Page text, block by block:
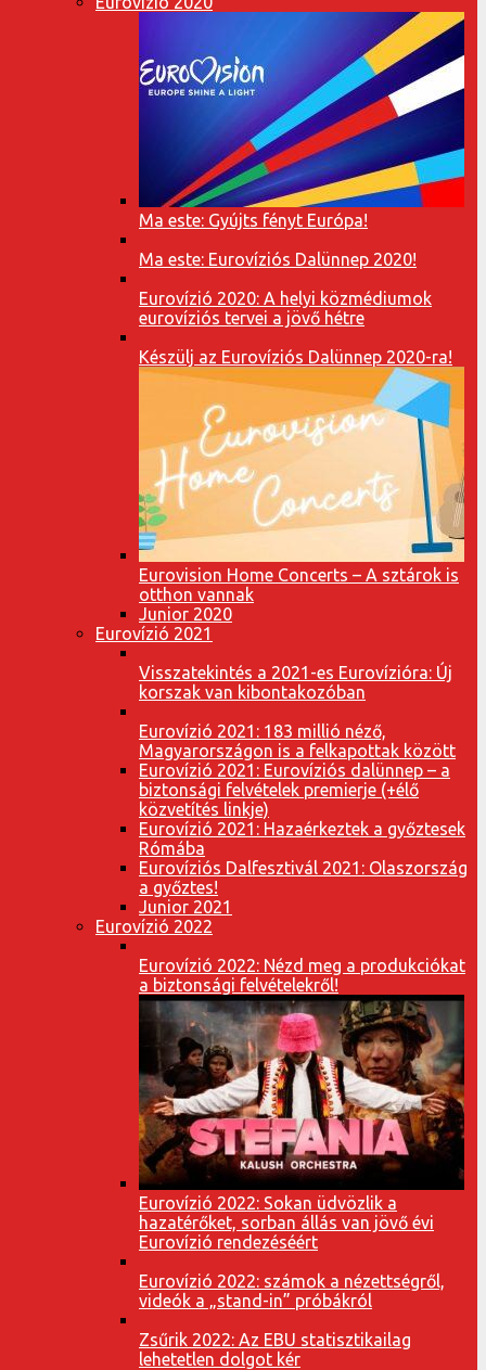
Ma este: Gyújts fényt Európa!
Ma este: Eurovíziós Dalünnep 2020!
Eurovízió 2020: A helyi közmédiumok
eurovíziós tervei a jövő hétre
Készülj az Eurovíziós Dalünnep 2020-ra!
Eurovision Home Concerts – A sztárok is
otthon vannak
Junior 2020
Eurovízió 2021
Visszatekintés a 2021-es Eurovízióra: Új
korszak van kibontakozóban
Eurovízió 2021: 183 millió néző,
Magyarországon is a felkapottak között
Eurovízió 2021: Eurovíziós dalünnep – a
biztonsági felvételek premierje (+élő
közvetítés linkje)
Eurovízió 2021: Hazaérkeztek a győztesek
Rómába
Eurovíziós Dalfesztivál 2021: Olaszország
a győztes!
Junior 2021
Eurovízió 2022
Eurovízió 2022: Nézd meg a produkciókat
a biztonsági felvételekről!
Eurovízió 2022: Sokan üdvözlik a
hazatérőket, sorban állás van jövő évi
Eurovízió rendezéséért
Eurovízió 2022: számok a nézettségről,
videók a „stand-in” próbákról
Zsűrik 2022: Az EBU statisztikailag
lehetetlen dolgot kér